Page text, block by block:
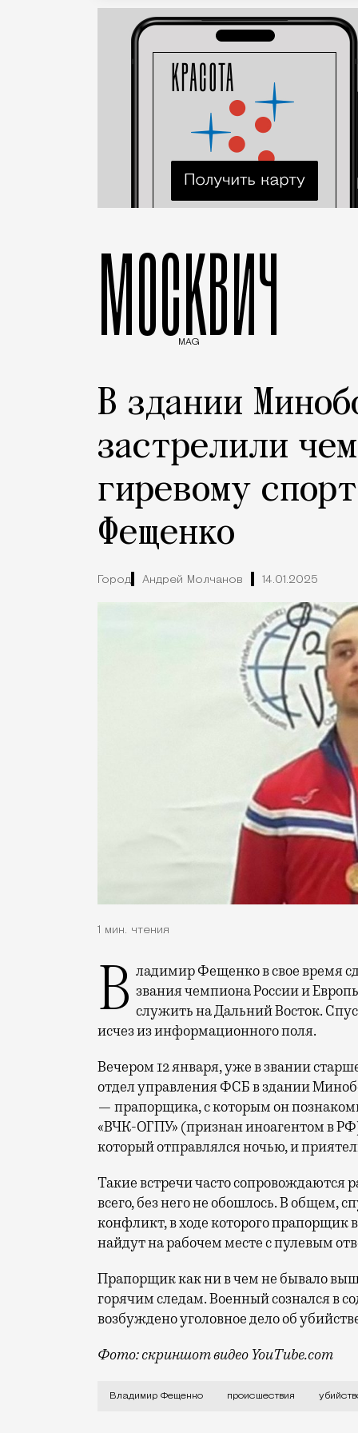
МОСКВИЧ
MAG
В здании
застрелили
гиревому
Фещенко
Город Андрей Молчанов 14.01.2025
1 мин. чтения
Владимир Фещенко в свое время сделал известную спортивную карьеру (завоевал звания чемпиона России и
служить на Дальний Восток.
исчез из информационного поля.
Вечером 12 января, уже в звании
отдел управления ФСБ в здании
— прапорщика, с которым он
«ВЧК-ОГПУ» (признан иноагентом в
который отправлялся ночью, и
Такие встречи часто сопровождаются
всего, без него не обошлось. В общем,
конфликт, в ходе которого прапорщик
найдут на рабочем месте с пулевым
Прапорщик как ни в чем не бывало
горячим следам. Военный сознался в
возбуждено уголовное дело об
Фото: скриншот видео YouTube.com
Владимир Фещенко в свое время
Владимир Фещенко происшествия